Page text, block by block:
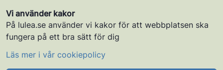
Vi använder kakor
På lulea.se använder vi kakor för att webbplatsen ska
fungera på ett bra sätt för dig
Läs mer i vår cookiepolicy